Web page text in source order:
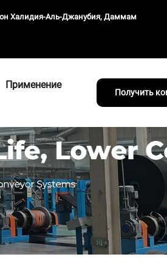
Халидия-Аль-Джанубия, Даммам
Применение
Получить